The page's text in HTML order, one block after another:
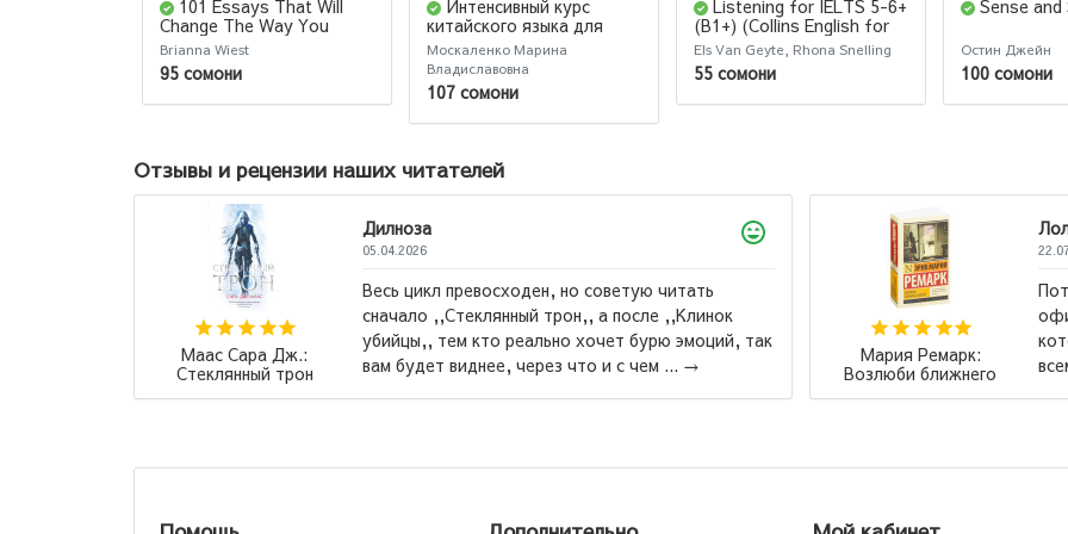
101 Essays That Will
Change The Way You
Think
Brianna Wiest
95 сомони
Интенсивный курс
китайского языка для
начинающих
Москаленко Марина
Владиславовна
107 сомони
Listening for IELTS 5-6+
(B1+) (Collins English for
Exams) Second Edition
Els Van Geyte, Rhona Snelling
55 сомони
Sense
Остин Джейн
100 сомони
Отзывы и рецензии наших читателей
Мария Ремарк:
Возлюби ближнего
своего (М)
Потрясающий роман! Мне его порекомендовали в
офисе Китобз, спасибо вам! Это та самая книга,
которая обняла меня и «поняла». Рекомендую
всем, кто уезжает из родного места...
Маас Сара
Стеклянный